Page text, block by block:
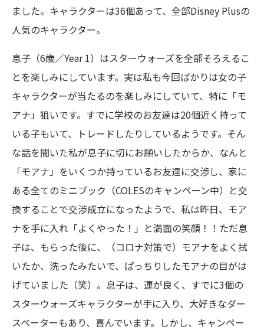
ました。キャラクターは36個あって、全部Disney Plusの
人気のキャラクター。
息子（6歳／Year 1）はスターウォーズを全部そろえるこ
とを楽しみにしています。実は私も今回ばかりは女の子
キャラクターが当たるのを楽しみにしていて、特に「モ
アナ」狙いです。すでに学校のお友達は20個近く持って
いる子もいて、トレードしたりしているようです。そん
な話を聞いた私が息子に切にお願いしたからか、なんと
「モアナ」をいくつか持っているお友達に交渉し、家に
ある全てのミニブック（COLESのキャンペーン中）と交
換することで交渉成立になったようで、私は昨日、モア
ナを手に入れ「よくやった！」と満面の笑顔！！ただ息
子は、もらった後に、（コロナ対策で）モアナをよく拭
いたか、洗ったみたいで、ぱっちりしたモアナの目がは
げていました（笑）。息子は、運が良く、すでに3個の
スターウォーズキャラクターが手に入り、大好きなダー
スベーターもあり、喜んでいます。しかし、キャンペー